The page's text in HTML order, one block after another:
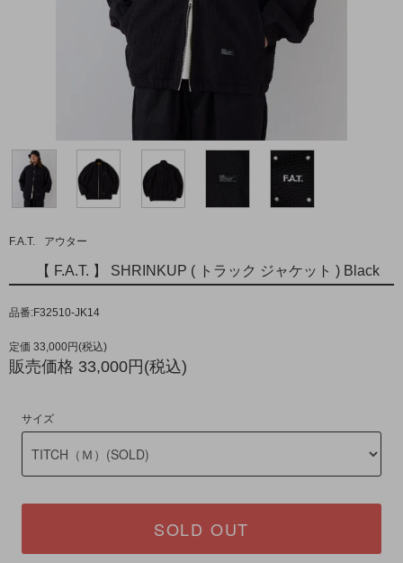
F.A.T. アウター
【 F.A.T. 】 SHRINKUP ( トラック ジャケット ) Black
品番:F32510-JK14
定価 33,000円(税込)
販売価格 33,000円(税込)
サイズ
SOLD OUT